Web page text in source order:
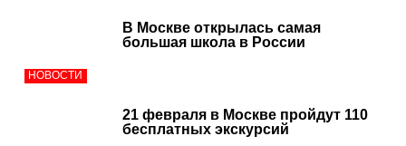
НОВОСТИ
В Москве открылась самая
большая школа в России
21 февраля в Москве пройдут 110
бесплатных экскурсий